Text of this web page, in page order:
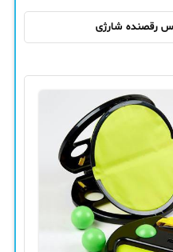
رقصنده شارژی